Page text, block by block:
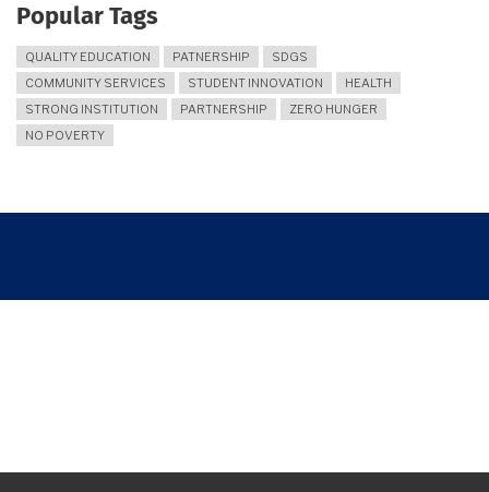
Popular Tags
QUALITY EDUCATION PATNERSHIP
SDGS
COMMUNITY SERVICES
STUDENT INNOVATION
HEALTH
STRONG INSTITUTION
PARTNERSHIP
ZERO HUNGER
NO POVERTY